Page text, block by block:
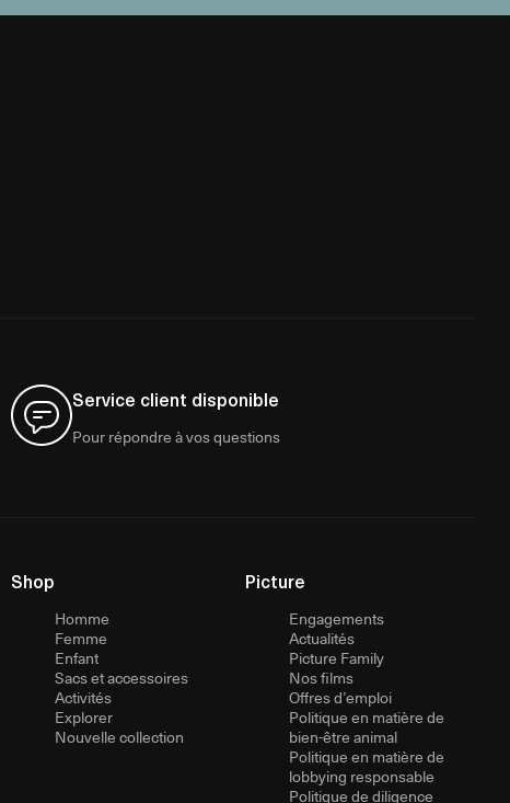
Service client disponible
Pour répondre à vos questions
Shop
Homme
Femme
Enfant
Sacs et accessoires
Activités
Explorer
Nouvelle collection
Picture
Engagements
Actualités
Picture Family
Nos films
Offres d’emploi
Politique en matière de
bien-être animal
Politique en matière de
lobbying responsable
Politique de diligence